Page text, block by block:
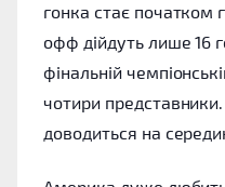
гонка стає початком
офф дійдуть лише 16
фінальній
чотири
доводиться на